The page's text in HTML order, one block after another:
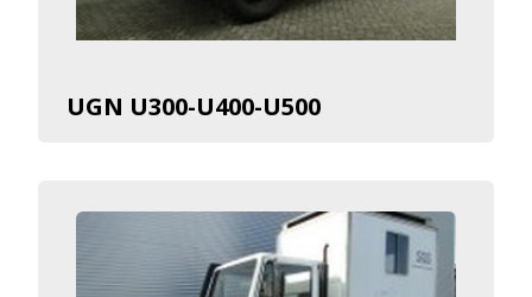
UGN U300-U400-U500